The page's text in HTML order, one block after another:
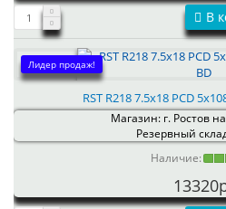
В
Лидер продаж!
RST R218 7.5x18 PCD
Магазин: г. Ростов
Резервный
Наличие: